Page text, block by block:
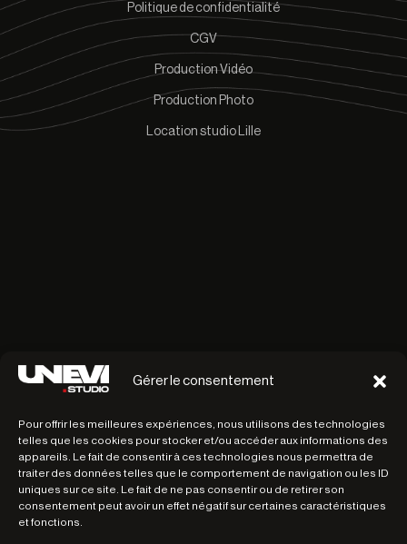
Gérer le consentement
Pour offrir les meilleures expériences, nous utilisons des technologies
telles que les cookies pour stocker et/ou accéder aux informations des
appareils. Le fait de consentir à ces technologies nous permettra de
traiter des données telles que le comportement de navigation ou les ID
uniques sur ce site. Le fait de ne pas consentir ou de retirer son
consentement peut avoir un effet négatif sur certaines caractéristiques
et fonctions.
Politique de confidentialité
CGV
Production Vidéo
Production Photo
Location studio Lille